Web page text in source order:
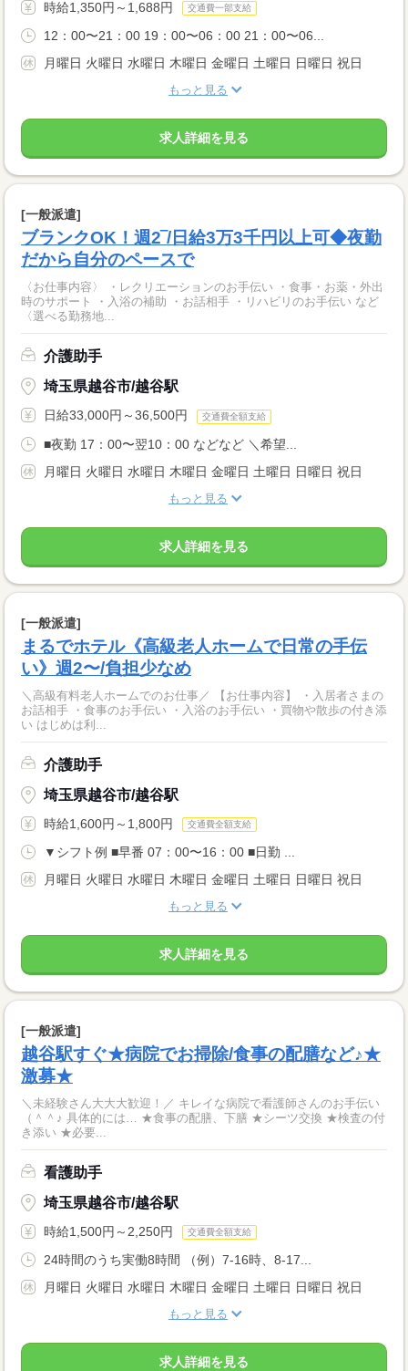
時給1,350円～1,688円 交通費一部支給
12：00〜21：00 19：00〜06：00 21：00〜06...
月曜日 火曜日 水曜日 木曜日 金曜日 土曜日 日曜日 祝日
もっと見る
求人詳細を見る
[一般派遣]
ブランクOK！週2‾/日給3万3千円以上可◆夜勤
だから自分のペースで
〈お仕事内容〉 ・レクリエーションのお手伝い ・食事・お薬・外出
時のサポート ・入浴の補助 ・お話相手 ・リハビリのお手伝い など
〈選べる勤務地...
介護助手
埼玉県越谷市/越谷駅
日給33,000円～36,500円 交通費全額支給
■夜勤 17：00〜翌10：00 などなど ＼希望...
月曜日 火曜日 水曜日 木曜日 金曜日 土曜日 日曜日 祝日
もっと見る
求人詳細を見る
[一般派遣]
まるでホテル《高級老人ホームで日常の手伝
い》週2〜/負担少なめ
＼高級有料老人ホームでのお仕事／ 【お仕事内容】 ・入居者さまの
お話相手 ・食事のお手伝い ・入浴のお手伝い ・買物や散歩の付き添
い はじめは利...
介護助手
埼玉県越谷市/越谷駅
時給1,600円～1,800円 交通費全額支給
▼シフト例 ■早番 07：00〜16：00 ■日勤 ...
月曜日 火曜日 水曜日 木曜日 金曜日 土曜日 日曜日 祝日
もっと見る
求人詳細を見る
[一般派遣]
越谷駅すぐ★病院でお掃除/食事の配膳など♪★
激募★
＼未経験さん大大大歓迎！／ キレイな病院で看護師さんのお手伝い
（＾＾♪ 具体的には… ★食事の配膳、下膳 ★シーツ交換 ★検査の付
き添い ★必要...
看護助手
埼玉県越谷市/越谷駅
時給1,500円～2,250円 交通費全額支給
24時間のうち実働8時間 （例）7-16時、8-17...
月曜日 火曜日 水曜日 木曜日 金曜日 土曜日 日曜日 祝日
もっと見る
求人詳細を見る